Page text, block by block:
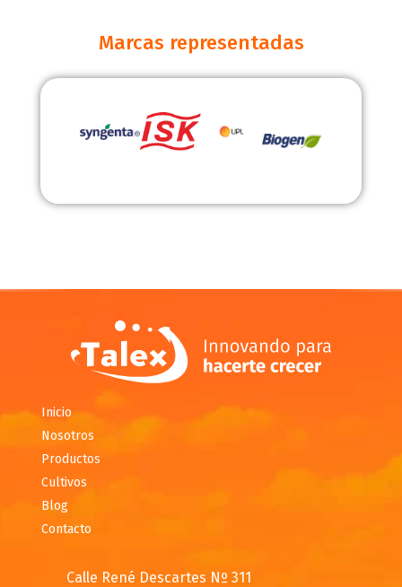
Marcas representadas
Inicio
Nosotros
Productos
Cultivos
Blog
Contacto
Calle René Descartes Nº 311